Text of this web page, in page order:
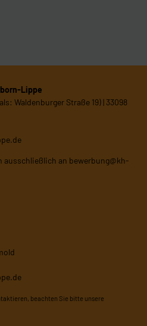
Lippe
Waldenburger Straße 19) | 33098
ausschließlich an bewerbung@kh-
beachten Sie bitte unsere